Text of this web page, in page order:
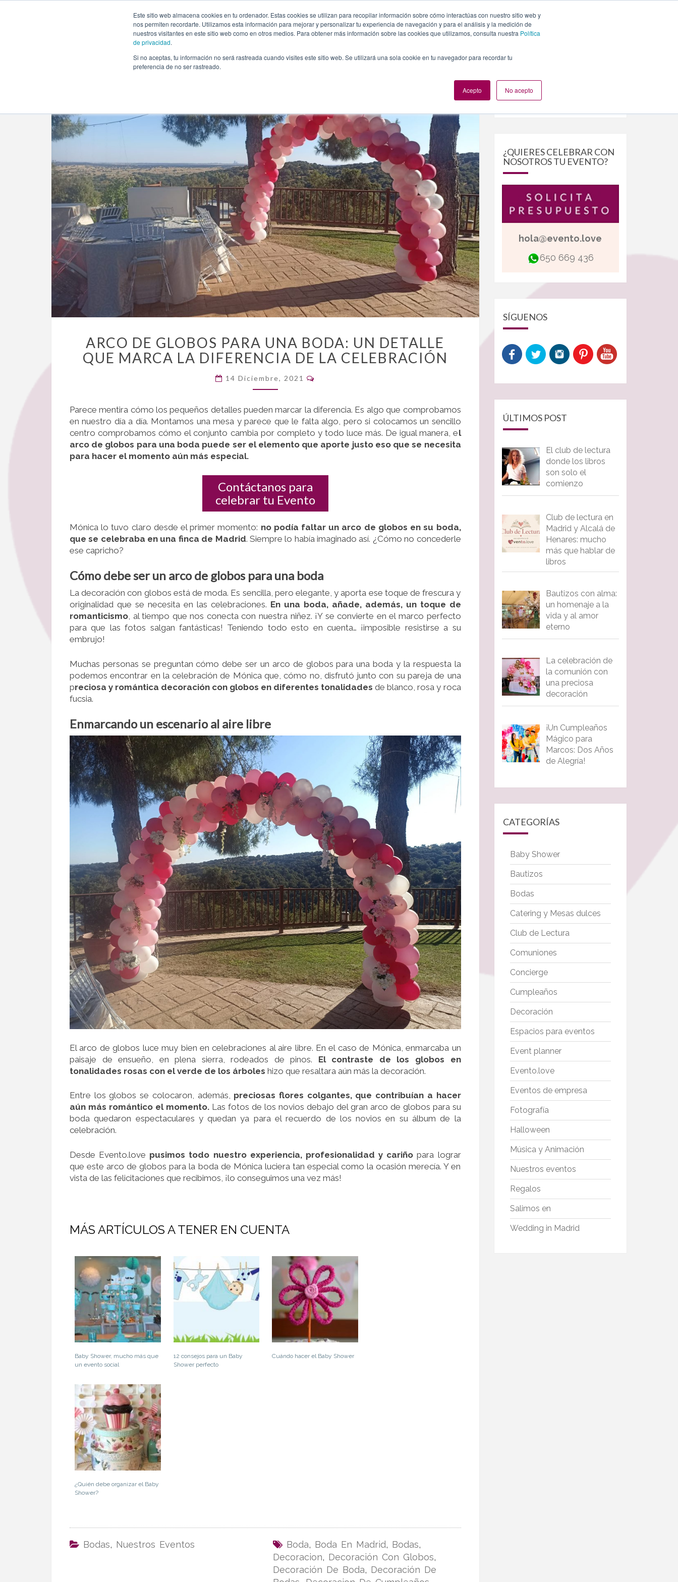
Este sitio web almacena cookies en tu ordenador. Estas cookies se utilizan para recopilar información sobre cómo interactúas con nuestro sitio web y
nos permiten recordarte. Utilizamos esta información para mejorar y personalizar tu experiencia de navegación y para el análisis y la medición de
nuestros visitantes en este sitio web como en otros medios. Para obtener más información sobre las cookies que utilizamos, consulta nuestra Política
de privacidad.
Si no aceptas, tu información no será rastreada cuando visites este sitio web. Se utilizará una sola cookie en tu navegador para recordar tu
preferencia de no ser rastreado.
Acepto No acepto
INICIO QUIÉNES SOMOS TE OFRECEMOS PLANES NUESTROS EVENTOS
Arco de globos para una boda: un detalle que marca la diferencia de la celebración
DE
GLOBOS
UNA
UN
DETALLE
QUE
MARCA
LA
CELEBRACIÓN
ARCO DE GLOBOS PARA UNA BODA: UN DETALLE
QUE MARCA LA DIFERENCIA DE LA CELEBRACIÓN
14 Diciembre, 2021
Parece mentira cómo los pequeños detalles pueden marcar la diferencia. Es algo que comprobamos
en nuestro día a día. Montamos una mesa y parece que le falta algo, pero si colocamos un sencillo
centro comprobamos cómo el conjunto cambia por completo y todo luce más. De igual manera, el
arco de globos para una boda puede ser el elemento que aporte justo eso que se necesita
para hacer el momento aún más especial.
Contáctanos para
celebrar tu Evento
Mónica lo tuvo claro desde el primer momento: no podía faltar un arco de globos en su boda,
que se celebraba en una finca de Madrid. Siempre lo había imaginado así. ¿Cómo no concederle
ese capricho?
Cómo debe ser un arco de globos para una boda
La decoración con globos está de moda. Es sencilla, pero elegante, y aporta ese toque de frescura y
originalidad que se necesita en las celebraciones. En una boda, añade, además, un toque de
romanticismo, al tiempo que nos conecta con nuestra niñez. ¡Y se convierte en el marco perfecto
para que las fotos salgan fantásticas! Teniendo todo esto en cuenta… ¡imposible resistirse a su
embrujo!
Muchas personas se preguntan cómo debe ser un arco de globos para una boda y la respuesta la
podemos encontrar en la celebración de Mónica que, cómo no, disfrutó junto con su pareja de una
preciosa y romántica decoración con globos en diferentes tonalidadesde blanco, rosa y roca
fucsia.
Enmarcando un escenario al aire libre
El arco de globos luce muy bien en celebraciones al aire libre. En el caso de Mónica, enmarcaba un
paisaje de ensueño, en plena sierra, rodeados de pinos. El contraste de los globos en
tonalidades rosas con el verde de los árboles hizo que resaltara aún más la decoración.
Entre los globos se colocaron, además, preciosas flores colgantes, que contribuían a hacer
aún más romántico el momento. Las fotos de los novios debajo del gran arco de globos para su
boda quedaron espectaculares y quedan ya para el recuerdo de los novios en su álbum de la
celebración.
Desde Evento.love pusimos todo nuestro experiencia, profesionalidad y cariño para lograr
que este arco de globos para la boda de Mónica luciera tan especial como la ocasión merecía. Y en
vista de las felicitaciones que recibimos, ¡lo conseguimos una vez más!
MÁS ARTÍCULOS A TENER EN CUENTA
Baby Shower, mucho más que
un evento social
12 consejos para un Baby
Shower perfecto
Cuándo hacer el Baby Shower
¿Quién debe organizar el Baby
Shower?
Bodas, Nuestros Eventos Boda, Boda En Madrid, Bodas,
Decoracion, Decoración Con Globos,
Decoración De Boda, Decoración De
Buscar
¿QUIERES CELEBRAR CON
NOSOTROS TU EVENTO?
hola@evento.love
650 669 436
SÍGUENOS
ÚLTIMOS POST
El club de lectura
donde los libros
son solo el
comienzo
Club de lectura en
Madrid y Alcalá de
Henares: mucho
más que hablar de
libros
Bautizos con alma:
un homenaje a la
vida y al amor
eterno
La celebración de
la comunión con
una preciosa
decoración
¡Un Cumpleaños
Mágico para
Marcos: Dos Años
de Alegría!
CATEGORÍAS
Baby Shower
Bautizos
Bodas
Catering y Mesas dulces
Club de Lectura
Comuniones
Concierge
Cumpleaños
Decoración
Espacios para eventos
Event planner
Evento.love
Eventos de empresa
Fotografía
Halloween
Música y Animación
Nuestros eventos
Regalos
Salimos en
Wedding in Madrid